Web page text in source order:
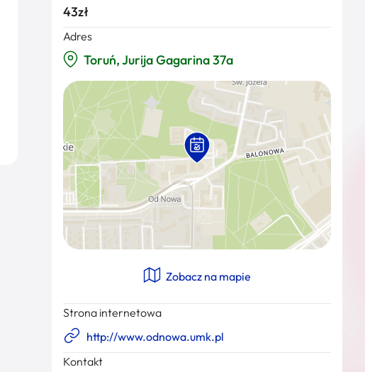
43zł
Adres
Toruń, Jurija Gagarina 37a
Zobacz na mapie
Strona internetowa
http://www.odnowa.umk.pl
Kontakt